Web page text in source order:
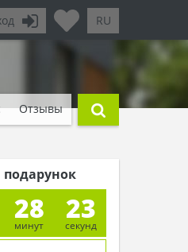
RU
Отзывы
28
минут
21
секунд